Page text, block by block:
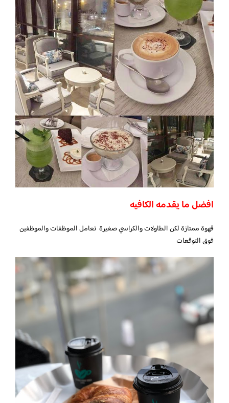
افضل ما يقدمه الكافيه
قهوة ممتازة لكن الطاولات والكراسي صغيرة تعامل الموظفات والموظفين
فوق التوقعات